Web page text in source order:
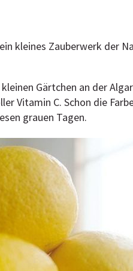
kleines Zauberwerk der
Gärtchen an der
Vitamin C. Schon die
grauen Tagen.